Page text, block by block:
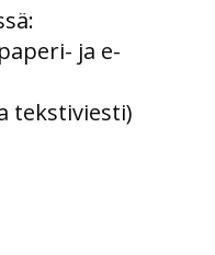
ja e-
tekstiviesti)